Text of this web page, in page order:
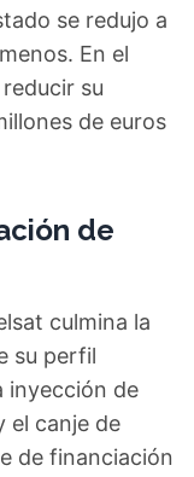
se redujo a
En el
su
de euros
de
culmina la
su perfil
inyección de
el canje de
de financiación